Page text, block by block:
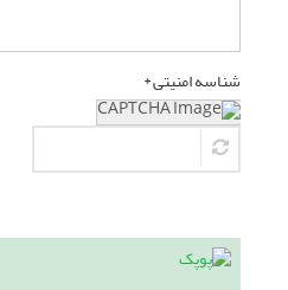
شناسه امنیتی *